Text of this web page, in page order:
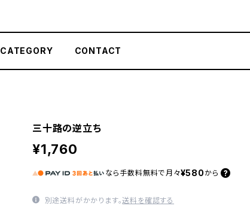
CATEGORY CONTACT
三十路の逆立ち
¥1,760
なら 手数料無料で 月々¥580 から
別途送料がかかります。送料を確認する